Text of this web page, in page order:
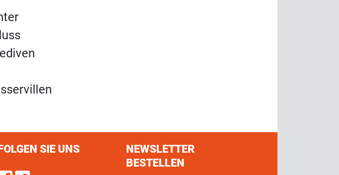
SIE UNS
NEWSLETTER
BESTELLEN